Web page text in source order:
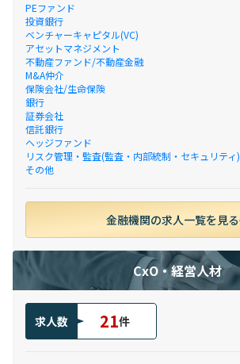
PEファンド
投資銀行
ベンチャーキャピタル(VC)
アセットマネジメント
不動産ファンド/不動産金融
M&A仲介
保険会社/生命保険
銀行
証券会社
信託銀行
ヘッジファンド
リスク管理・監査(監査・内部統制・セキュリティ)
その他
金融機関の求人一覧を見る
CxO・経営人材
求人数 21件